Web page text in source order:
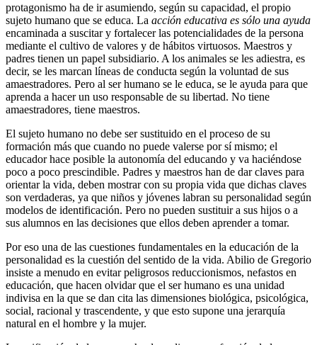
protagonismo ha de ir asumiendo, según su capacidad, el propio
sujeto humano que se educa. La acción educativa es sólo una ayuda
encaminada a suscitar y fortalecer las potencialidades de la persona
mediante el cultivo de valores y de hábitos virtuosos. Maestros y
padres tienen un papel subsidiario. A los animales se les adiestra, es
decir, se les marcan líneas de conducta según la voluntad de sus
amaestradores. Pero al ser humano se le educa, se le ayuda para que
aprenda a hacer un uso responsable de su libertad. No tiene
amaestradores, tiene maestros.
El sujeto humano no debe ser sustituido en el proceso de su
formación más que cuando no puede valerse por sí mismo; el
educador hace posible la autonomía del educando y va haciéndose
poco a poco prescindible. Padres y maestros han de dar claves para
orientar la vida, deben mostrar con su propia vida que dichas claves
son verdaderas, ya que niños y jóvenes labran su personalidad según
modelos de identificación. Pero no pueden sustituir a sus hijos o a
sus alumnos en las decisiones que ellos deben aprender a tomar.
Por eso una de las cuestiones fundamentales en la educación de la
personalidad es la cuestión del sentido de la vida. Abilio de Gregorio
insiste a menudo en evitar peligrosos reduccionismos, nefastos en
educación, que hacen olvidar que el ser humano es una unidad
indivisa en la que se dan cita las dimensiones biológica, psicológica,
social, racional y trascendente, y que esto supone una jerarquía
natural en el hombre y la mujer.